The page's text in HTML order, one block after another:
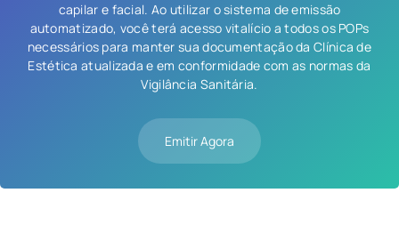
capilar e facial. Ao utilizar o sistema de emissão
automatizado, você terá acesso vitalício a todos os POPs
necessários para manter sua documentação da Clínica de
Estética atualizada e em conformidade com as normas da
Vigilância Sanitária.
Emitir Agora